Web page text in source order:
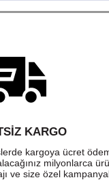
KARGO
kargoya ücret
milyonlarca
ve size özel